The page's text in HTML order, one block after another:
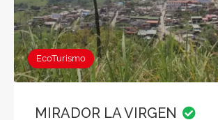
EcoTurismo
MIRADOR LA VIRGEN